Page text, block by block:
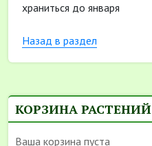
храниться до января
Назад в раздел
КОРЗИНА РАСТЕНИЙ
Ваша корзина пуста